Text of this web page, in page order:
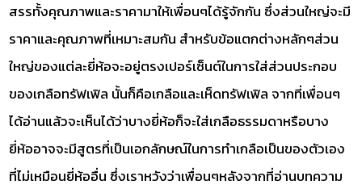
สรรทั้งคุณภาพและราคามาให้เพื่อนๆได้รู้จักกัน ซึ่งส่วนใหญ่จะมี
ราคาและคุณภาพที่เหมาะสมกัน สำหรับข้อแตกต่างหลักๆส่วน
ใหญ่ของแต่ละยี่ห้อจะอยู่ตรงเปอร์เซ็นต์ในการใส่ส่วนประกอบ
ของเกลือทรัฟเฟิล นั้นก็คือเกลือและเห็ดทรัฟเฟิล จากที่เพื่อนๆ
ได้อ่านแล้วจะเห็นได้ว่าบางยี่ห้อก็จะใส่เกลือธรรมดาหรือบาง
ยี่ห้ออาจจะมีสูตรที่เป็นเอกลักษณ์ในการทำเกลือเป็นของตัวเอง
ที่ไม่เหมือนยี่ห้ออื่น ซึ่งเราหวังว่าเพื่อนๆหลังจากที่อ่านบทความ